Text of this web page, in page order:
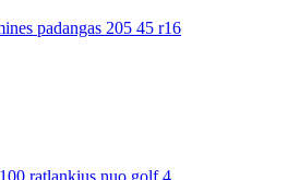
padangas 205 45 r16
ratlankius nuo golf 4